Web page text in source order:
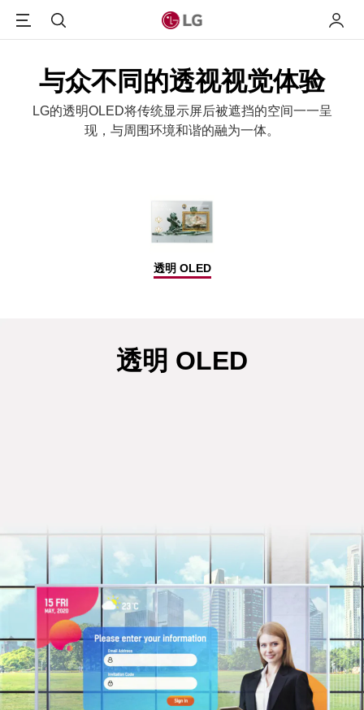
搜索 我的
与众不同的透视视觉体验
LG的透明OLED将传统显示屏后被遮挡的空间一一呈
现，与周围环境和谐的融为一体。
透明 OLED
透明 OLED